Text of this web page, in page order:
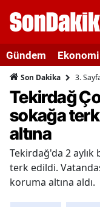
Gündem Ekonomi
Son Dakika 3.
Tekirdağ
sokağa
altına
Tekirdağ'da 2
terk edildi.
koruma altına aldı.